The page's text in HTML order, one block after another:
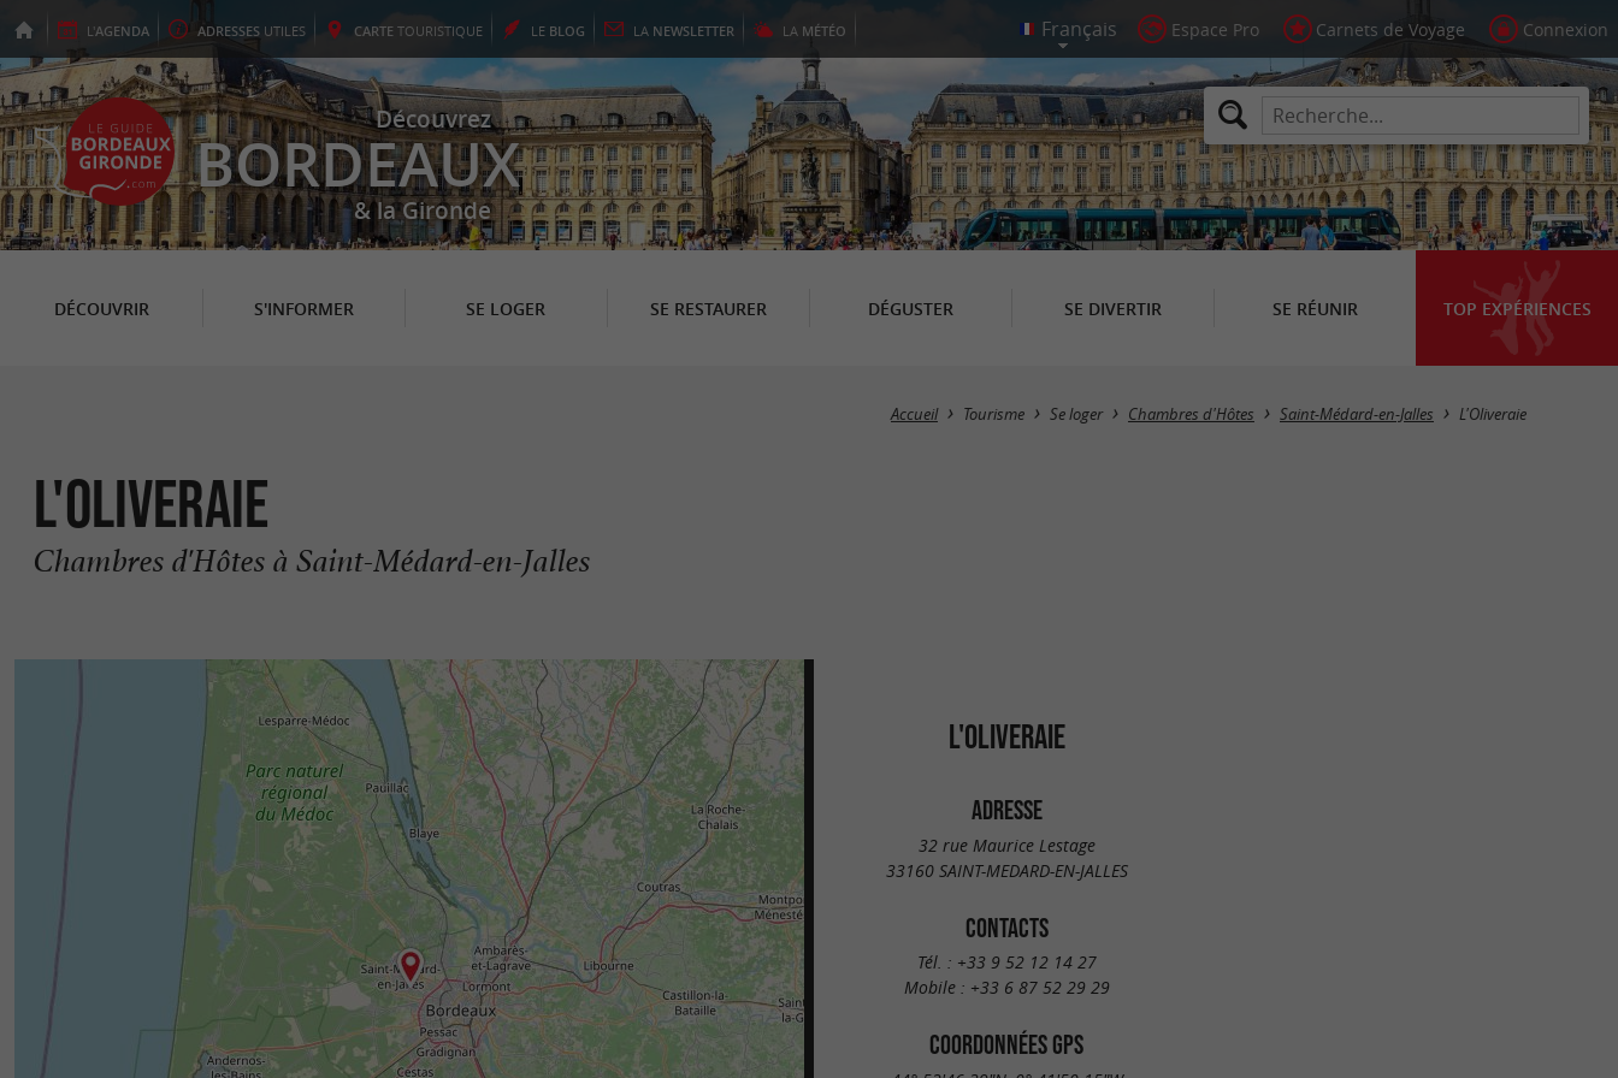
L'AGENDA ADRESSES UTILES CARTE TOURISTIQUE LE BLOG LA NEWSLETTER LA MÉTÉO Espace Pro Carnets de Voyage Connexion
Découvrez
BORDEAUX
& la Gironde
DÉCOUVRIR S'INFORMER SE LOGER SE RESTAURER DÉGUSTER SE DIVERTIR SE RÉUNIR TOP EXPÉRIENCES
Accueil Tourisme Se loger Chambres d'Hôtes Saint-Médard-en-Jalles L'Oliveraie
L'Oliveraie
Chambres d'Hôtes à Saint-Médard-en-Jalles
L'OLIVERAIE
ADRESSE
32 rue Maurice Lestage
33160 SAINT-MEDARD-EN-JALLES
CONTACTS
Tél. : +33 9 52 12 14 27
Mobile : +33 6 87 52 29 29
COORDONNÉES GPS